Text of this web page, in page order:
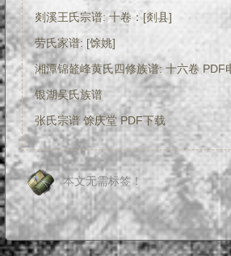
剡溪王氏宗谱: 十卷：[剡县]
劳氏家谱: [馀姚]
湘潭锦鼇峰黄氏四修族谱: 十六卷 PDF
银湖吴氏族谱
张氏宗谱 馀庆堂 PDF下载
本文无需标签！